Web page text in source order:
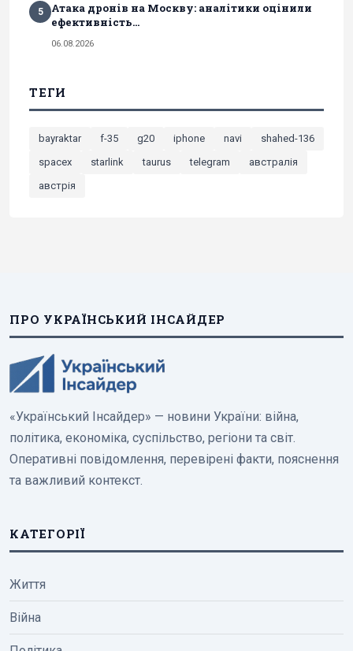
5
Атака дронів на Москву: аналітики оцінили
ефективність...
06.08.2026
ТЕГИ
bayraktar f-35 g20 iphone navi
shahed-136
spacex
starlink taurus telegram
австралія
австрія
ПРО УКРАЇНСЬКИЙ ІНСАЙДЕР
«Український Інсайдер» — новини України: війна,
політика, економіка, суспільство, регіони та світ.
Оперативні повідомлення, перевірені факти, пояснення
та важливий контекст.
КАТЕГОРІЇ
Життя
Війна